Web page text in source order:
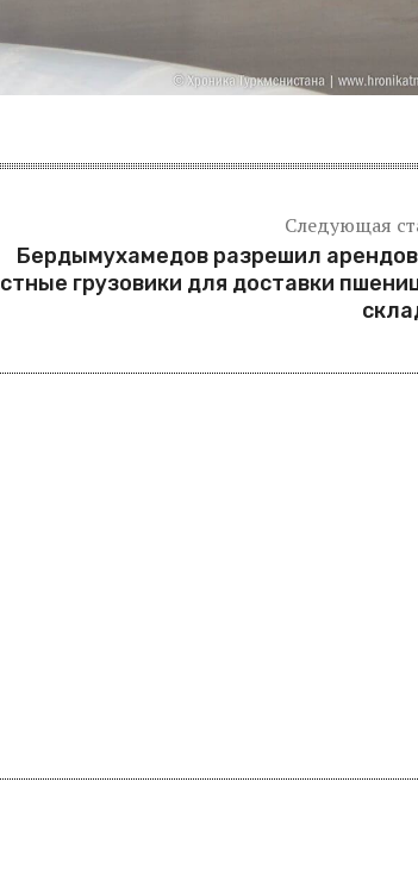
Следующая
Бердымухамедов разрешил
грузовики для доставки